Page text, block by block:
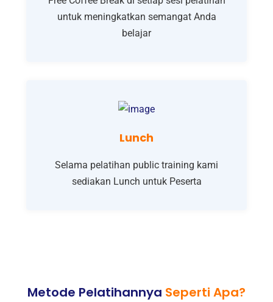
untuk meningkatkan semangat Anda
belajar
Lunch
Selama pelatihan public training kami
sediakan Lunch untuk Peserta
Metode Pelatihannya Seperti Apa?